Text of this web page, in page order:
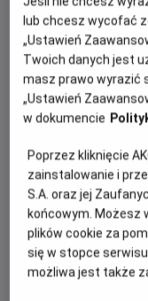
superbohaterów
wielkoekranowy,
„SUPERMAN”! Po
„SUPERGIRL”! Milly
Supergirl i Kary Zor-
przeciwnik atakuje
znana też jako
zaskakującym
sprawiedliwości.
Start: 26.06.2026,
godz. 0:15
lub chcesz wycofać
„Ustawień
Twoich danych jest
masz prawo wyrazić
„Ustawień
w dokumencie
Poprzez kliknięcie
zainstalowanie i
S.A. oraz jej
końcowym. Możesz
plików cookie za
się w stopce
możliwa jest także